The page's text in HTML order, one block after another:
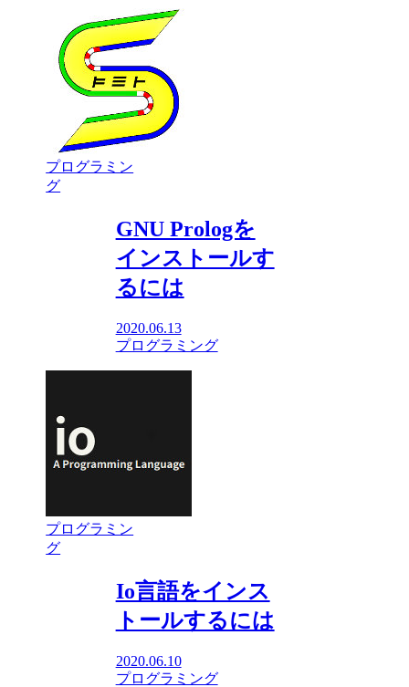
プログラミン
グ
GNU Prologを
インストールす
るには
2020.06.13
プログラミング
プログラミン
グ
Io言語をインス
トールするには
2020.06.10
プログラミング